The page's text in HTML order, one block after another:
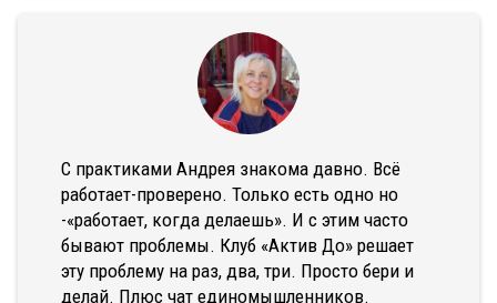
С практиками Андрея знакома давно. Всё
работает-проверено. Только есть одно но
-«работает, когда делаешь». И с этим часто
бывают проблемы. Клуб «Актив До» решает
эту проблему на раз, два, три. Просто бери и
делай. Плюс чат единомышленников.